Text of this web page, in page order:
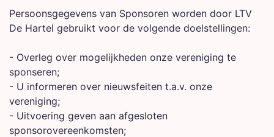
Persoonsgegevens van Sponsoren worden door LTV
De Hartel gebruikt voor de volgende doelstellingen:
- Overleg over mogelijkheden onze vereniging te
sponseren;
- U informeren over nieuwsfeiten t.a.v. onze
vereniging;
- Uitvoering geven aan afgesloten
sponsorovereenkomsten;